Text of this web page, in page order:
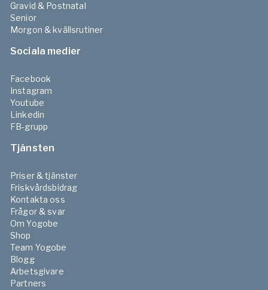
Gravid & Postnatal
Senior
Morgon & kvällsrutiner
Sociala medier
Facebook
Instagram
Youtube
Linkedin
FB-grupp
Tjänsten
Priser & tjänster
Friskvårdsbidrag
Kontakta oss
Frågor & svar
Om Yogobe
Shop
Team Yogobe
Blogg
Arbetsgivare
Partners